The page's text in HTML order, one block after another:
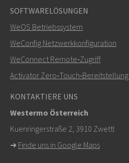
SOFTWARELÖSUNGEN
WeOS Betriebssystem
WeConfig Netzwerkkonfiguration
WeConnect Remote‑Zugriff
Activator Zero‑Touch‑Bereitstellung
KONTAKTIERE UNS
Westermo Österreich
Kuenringerstraße 2, 3910 Zwettl
➜ Finde uns in Google Maps